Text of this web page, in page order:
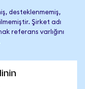
desteklenmemiş,
Şirket adı
referans varlığını